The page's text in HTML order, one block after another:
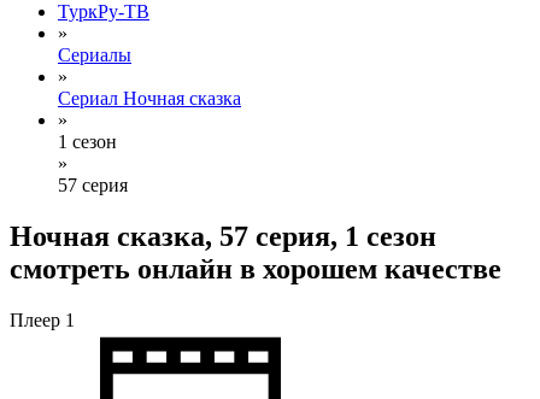
ТуркРу-ТВ
»
Сериалы
»
Сериал Ночная сказка
»
1 сезон
»
57 серия
Ночная сказка, 57 серия, 1 сезон
смотреть онлайн в хорошем качестве
Плеер 1